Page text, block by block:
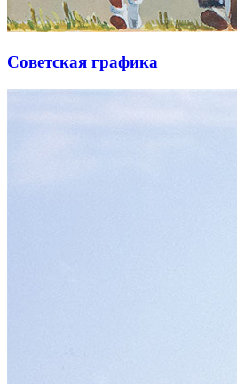
Советская графика